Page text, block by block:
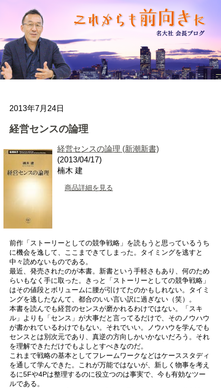
2013年7月24日
経営センスの論理
経営センスの論理 (新潮新書)
(2013/04/17)
楠木 建
商品詳細を見る
前作「ストーリーとしての競争戦略」を読もうと思っているうち
に機会を逸して、ここまできてしまった。タイミングを逃すと
中々読めないものである。
最近、発売されたのが本書。新書という手軽さもあり、何のため
らいもなく手に取った。きっと「ストーリーとしての競争戦略」
はその値段とボリュームに腰が引けてたのかもしれない。タイミ
ングを逃したなんて、都合のいい言い訳に過ぎない（笑）。
本書を読んでも経営のセンスが磨かれるわけではない。「スキ
ル」よりも「センス」が大事だと言ってるだけで、そのノウハウ
が書かれているわけでもない。それでいい。ノウハウを学んでも
センスとは別次元であり、真逆の方向しかいかないだろう。それ
を理解できただけでもよしとすべきなのだ。
これまで戦略の基本としてフレームワークなどはケーススタディ
を通して学んできた。これが万能ではないが、新しく物事を考え
るに5Fや4Pは整理するのに役立つのは事実で、今も有効なツー
ルである。